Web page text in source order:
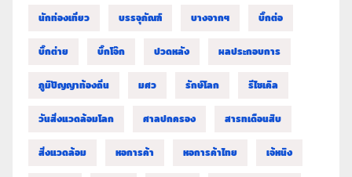
นักท่องเที่ยว บรรจุภัณฑ์ บางจากฯ บิ๊กต่อ
บิ๊กต่าย บิ๊กโจ๊ก ปวดหลัง ผลประกอบการ
ภูมิปัญญาท้องถิ่น มศว รักษ์โลก รีไซเคิล
วันสิ่งแวดล้อมโลก ศาลปกครอง สารทเดือนสิบ
สิ่งแวดล้อม หอการค้า หอการค้าไทย เจ้หนิง